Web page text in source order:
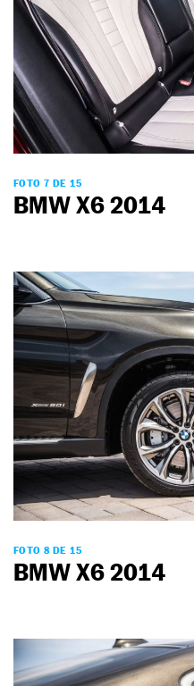
FOTO 7 DE 15
BMW X6 2014
FOTO 8 DE 15
BMW X6 2014